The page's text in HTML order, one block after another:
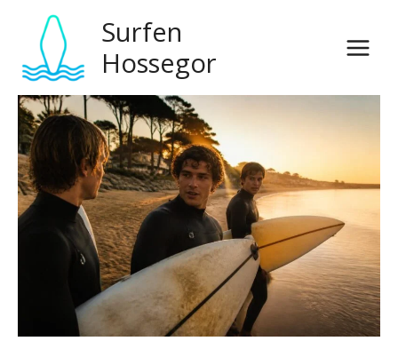
springen
Surfen
Hossegor